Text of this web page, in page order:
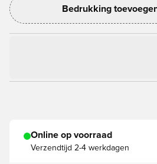
Bedrukking
Online op voorraad
Verzendtijd 2-4 werkdagen